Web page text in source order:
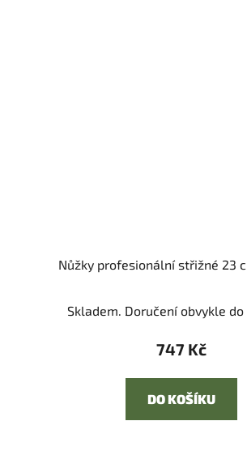
Nůžky profesionální střižné 23
Skladem. Doručení obvykle do
747 Kč
DO KOŠÍKU